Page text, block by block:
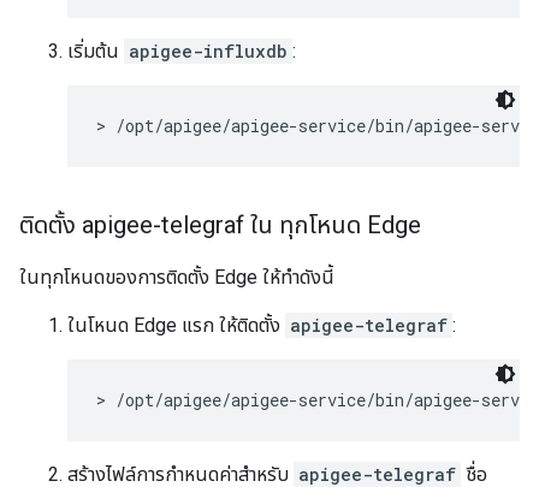
เริ่มต้น apigee-influxdb :
> /opt/apigee/apigee-service/bin/apigee-
ติดตั้ง apigee-telegraf ใน ทุกโหนด Edge
ในทุกโหนดของการติดตั้ง Edge ให้ทำดังนี้
ในโหนด Edge แรก ให้ติดตั้ง apigee-telegraf :
> /opt/apigee/apigee-service/bin/apigee-
สร้างไฟล์การกำหนดค่าสำหรับ apigee-telegraf ชื่อ